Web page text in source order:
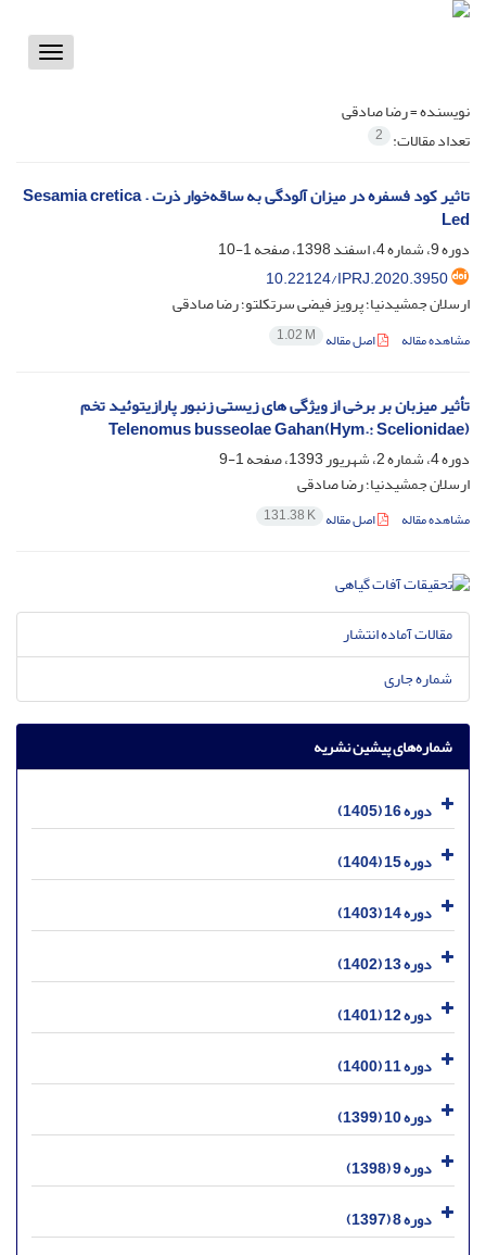
Toggle
نویسنده =رضا صادقی
تعداد مقالات: 2
تاثیر کود فسفره در میزان آلودگی به ساقه‌خوار ذرت . Sesamia cretica
Led
دوره 9، شماره 4، اسفند 1398، صفحه
1-10
10.22124/IPRJ.2020.3950
ارسلان جمشیدنیا؛ پرویز فیضی سرتکلتو؛ رضا صادقی
مشاهده مقاله اصل مقاله 1.02 M
تأثیر میزبان بر برخی از ویژگی های زیستی زنبور پارازیتوئید تخم
(Telenomus busseolae Gahan(Hym.: Scelionidae
دوره 4، شماره 2، شهریور 1393، صفحه
1-9
ارسلان جمشیدنیا؛ رضا صادقی
مشاهده مقاله اصل مقاله 131.38 K
مقالات آماده انتشار
شماره جاری
شماره‌های پیشین نشریه
دوره 16 (1405)
دوره 15 (1404)
دوره 14 (1403)
دوره 13 (1402)
دوره 12 (1401)
دوره 11 (1400)
دوره 10 (1399)
دوره 9 (1398)
دوره 8 (1397)